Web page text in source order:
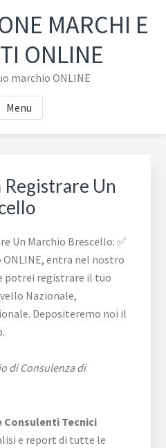
MARCHI E
ONLINE
marchio ONLINE
Menu
Un
Un Marchio Brescello: ✅
entra nel nostro
potrei registrare il tuo
Nazionale,
Depositeremo noi il
di Consulenza di
Consulenti Tecnici
e report di tutte le